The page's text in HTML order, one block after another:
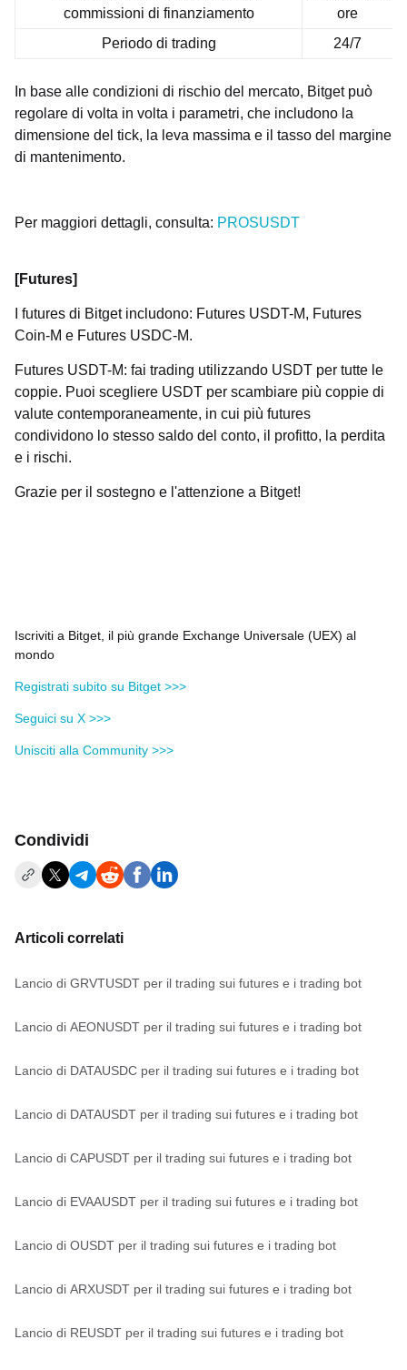
commissioni di finanziamento
ore
Periodo di trading
24/7
In base alle condizioni di rischio del mercato, Bitget può
regolare di volta in volta i parametri, che includono la
dimensione del tick, la leva massima e il tasso del margine
di mantenimento.
Per maggiori dettagli, consulta: PROSUSDT
[Futures]
I futures di Bitget includono: Futures USDT-M, Futures
Coin-M e Futures USDC-M.
Futures USDT-M: fai trading utilizzando USDT per tutte le
coppie. Puoi scegliere USDT per scambiare più coppie di
valute contemporaneamente, in cui più futures
condividono lo stesso saldo del conto, il profitto, la perdita
e i rischi.
Grazie per il sostegno e l'attenzione a Bitget!
Iscriviti a Bitget, il più grande Exchange Universale (UEX) al
mondo
Registrati subito su Bitget >>>
Seguici su X >>>
Unisciti alla Community >>>
Condividi
Articoli correlati
Lancio di GRVTUSDT per il trading sui futures e i trading bot
Lancio di AEONUSDT per il trading sui futures e i trading bot
Lancio di DATAUSDC per il trading sui futures e i trading bot
Lancio di DATAUSDT per il trading sui futures e i trading bot
Lancio di CAPUSDT per il trading sui futures e i trading bot
Lancio di EVAAUSDT per il trading sui futures e i trading bot
Lancio di OUSDT per il trading sui futures e i trading bot
Lancio di ARXUSDT per il trading sui futures e i trading bot
Lancio di REUSDT per il trading sui futures e i trading bot